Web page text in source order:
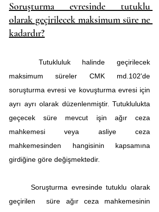
Soruşturma evresinde tutuklu
olarak geçirilecek maksimum süre ne
kadardır?
maksimum süreler CMK md.102'de
soruşturma evresi ve kovuşturma evresi için
ayrı ayrı olarak düzenlenmiştir. Tutuklulukta
geçecek süre mevcut işin ağır ceza
mahkemesi veya asliye ceza
mahkemesinden hangisinin kapsamına
girdiğine göre değişmektedir.
geçirilen  süre ağır ceza mahkemesinin